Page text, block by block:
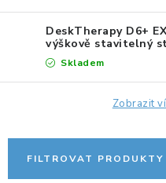
PODLOŽKY POD MYŠ A
ERGONOMICKÉ
VÝSUVY A DRŽÁKY NA
DeskTherapy D6+
výškově stavitelný
Skladem
Zobrazit
FILTROVAT PRODUKTY